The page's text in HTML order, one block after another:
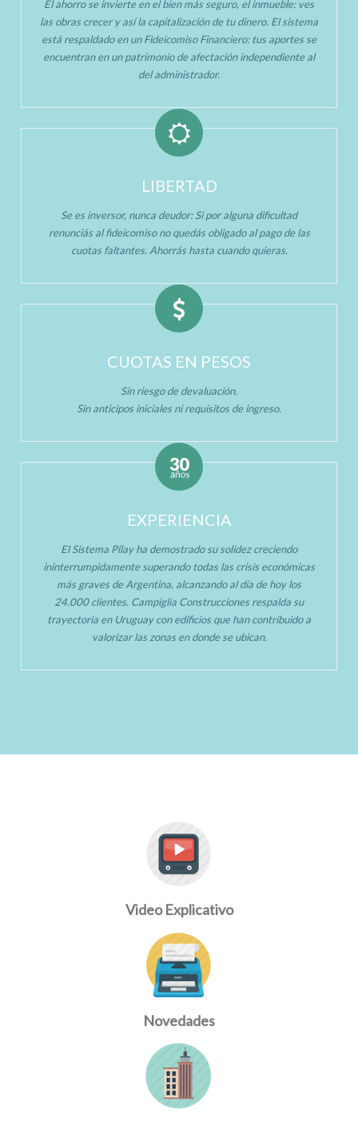
El ahorro se invierte en el bien más seguro, el inmueble: ves
las obras crecer y así la capitalización de tu dinero. El sistema
está respaldado en un Fideicomiso Financiero: tus aportes se
encuentran en un patrimonio de afectación independiente al
del administrador.
LIBERTAD
Se es inversor, nunca deudor: Si por alguna dificultad
renunciás al fideicomiso no quedás obligado al pago de las
cuotas faltantes. Ahorrás hasta cuando quieras.
CUOTAS EN PESOS
Sin riesgo de devaluación.
Sin anticipos iniciales ni requisitos de ingreso.
EXPERIENCIA
El Sistema Pilay ha demostrado su solidez creciendo
ininterrumpidamente superando todas las crisis económicas
más graves de Argentina, alcanzando al día de hoy los
24.000 clientes. Campiglia Construcciones respalda su
trayectoria en Uruguay con edificios que han contribuido a
valorizar las zonas en donde se ubican.
Video Explicativo
Novedades